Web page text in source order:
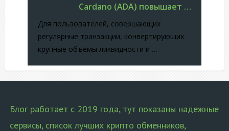
Cardano (ADA) повышает …
Для пользователей, совершающих
регулярные транзакции, конвертирующих
крупные объемы ликвидности и …
Блог работает с 2019 года, тут показаны надежные
сервисы, список лучших крипто обменников,